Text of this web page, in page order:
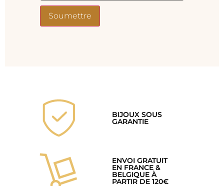
BIJOUX SOUS
GARANTIE
ENVOI GRATUIT
EN FRANCE &
BELGIQUE À
PARTIR DE 120€